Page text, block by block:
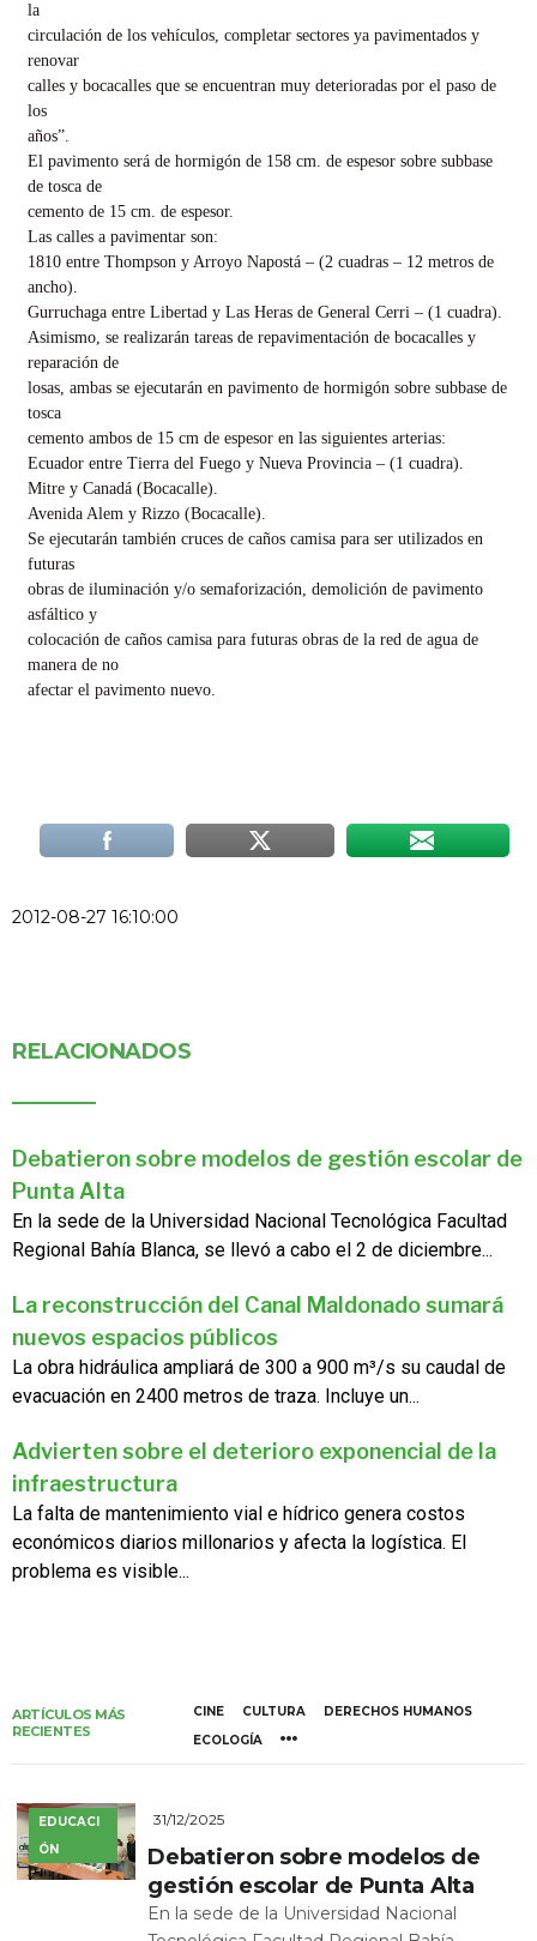
la
circulación de los vehículos, completar sectores ya pavimentados y
renovar
calles y bocacalles que se encuentran muy deterioradas por el paso de
los
años”.
El pavimento será de hormigón de 158 cm. de espesor sobre subbase
de tosca de
cemento de 15 cm. de espesor.
Las calles a pavimentar son:
1810 entre Thompson y Arroyo Napostá – (2 cuadras – 12 metros de
ancho).
Gurruchaga entre Libertad y Las Heras de General Cerri – (1 cuadra).
Asimismo, se realizarán tareas de repavimentación de bocacalles y
reparación de
losas, ambas se ejecutarán en pavimento de hormigón sobre subbase de
tosca
cemento ambos de 15 cm de espesor en las siguientes arterias:
Ecuador entre Tierra del Fuego y Nueva Provincia – (1 cuadra).
Mitre y Canadá (Bocacalle).
Avenida Alem y Rizzo (Bocacalle).
Se ejecutarán también cruces de caños camisa para ser utilizados en
futuras
obras de iluminación y/o semaforización, demolición de pavimento
asfáltico y
colocación de caños camisa para futuras obras de la red de agua de
manera de no
afectar el pavimento nuevo.
2012-08-27 16:10:00
RELACIONADOS
Debatieron sobre modelos de gestión escolar de
Punta Alta
En la sede de la Universidad Nacional Tecnológica Facultad
Regional Bahía Blanca, se llevó a cabo el 2 de diciembre...
La reconstrucción del Canal Maldonado sumará
nuevos espacios públicos
La obra hidráulica ampliará de 300 a 900 m³/s su caudal de
evacuación en 2400 metros de traza. Incluye un...
Advierten sobre el deterioro exponencial de la
infraestructura
La falta de mantenimiento vial e hídrico genera costos
económicos diarios millonarios y afecta la logística. El
problema es visible...
ARTÍCULOS MÁS
RECIENTES
CINE CULTURA
DERECHOS HUMANOS
ECOLOGÍA
EDUCACI
ÓN
31/12/2025
Debatieron sobre modelos de
gestión escolar de Punta Alta
En la sede de la Universidad Nacional